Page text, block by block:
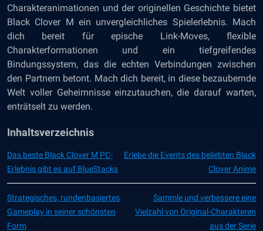
Charakteranimationen und der originellen Geschichte bietet
Black Clover M ein unvergleichliches Spielerlebnis. Mach
dich bereit für epische Link-Moves, flexible
Charakterformationen und ein tiefgreifendes
Bindungssystem, das die echten Verbindungen zwischen
den Partnern betont. Mach dich bereit, in diese bezaubernde
Welt voller Geheimnisse einzutauchen, die darauf warten,
enträtselt zu werden.
Inhaltsverzeichnis
Das beste Black Clover M PC-
Erlebnis gibt es auf BlueStacks
Erlebe die Events des beliebten Black
Clover Anime
Strategisches, rundenbasiertes
Gameplay in seiner schönsten
Form
Sammle und verbessere eine
Vielzahl von Original-Charakteren
aus der Serie